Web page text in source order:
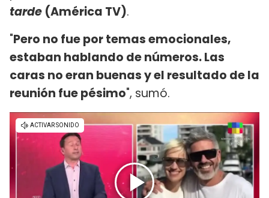
tarde (América TV).
"Pero no fue por temas emocionales,
estaban hablando de números. Las
caras no eran buenas y el resultado de la
reunión fue pésimo", sumó.